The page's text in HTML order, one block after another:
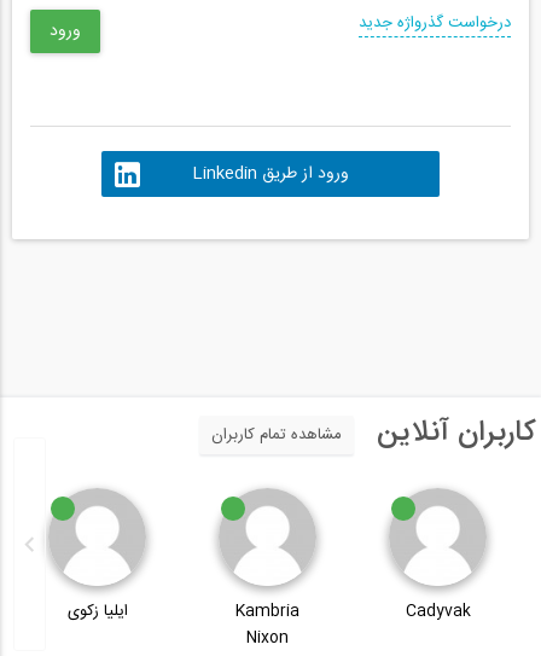
درخواست گذرواژه جدید
ورود از طریق Linkedin
کاربران آنلاین مشاهده تمام کاربران
Cadyvak
Kambria
Nixon
ایلیا زکوی